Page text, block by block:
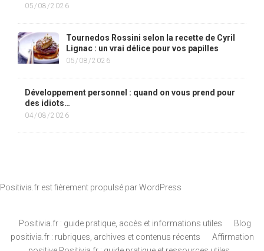
05/08/2026
Tournedos Rossini selon la recette de Cyril
Lignac : un vrai délice pour vos papilles
05/08/2026
Développement personnel : quand on vous prend pour
des idiots…
04/08/2026
Positivia.fr est fièrement propulsé parWordPress
Positivia.fr : guide pratique, accès et informations utiles
Blog
positivia.fr : rubriques, archives et contenus récents
Affirmation